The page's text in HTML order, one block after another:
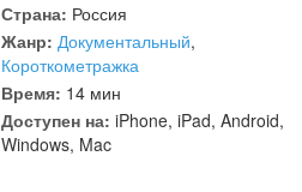
Страна: Россия
Жанр: Документальный,
Короткометражка
Время: 14 мин
Доступен на: iPhone, iPad, Android,
Windows, Mac